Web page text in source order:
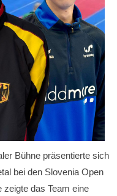
Bühne präsentierte sich
bei den Slovenia Open
zeigte das Team eine